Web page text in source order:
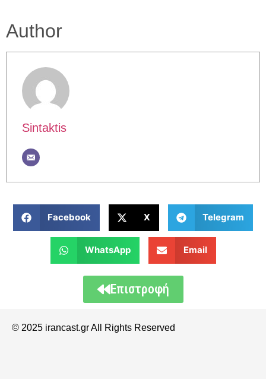
Author
Sintaktis
Facebook X Telegram
WhatsApp Email
Επιστροφή
© 2025 irancast.gr All Rights Reserved